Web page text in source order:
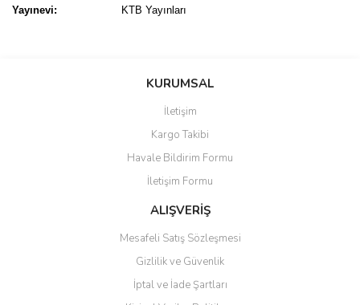
Yayınevi:
KTB Yayınları
Bu ürüne ilk yorumu siz yapın!
Ürün resmi kalitesiz, bozuk veya görüntülenemiyor.
Ürün açıklamasında eksik bilgiler bulunuyor.
Ürün bilgilerinde hatalar bulunuyor.
Ürün fiyatı diğer sitelerden daha pahalı.
KURUMSAL
İletişim
Kargo Takibi
Havale Bildirim Formu
İletişim Formu
ALIŞVERİŞ
Mesafeli Satış Sözleşmesi
Gizlilik ve Güvenlik
İptal ve İade Şartları